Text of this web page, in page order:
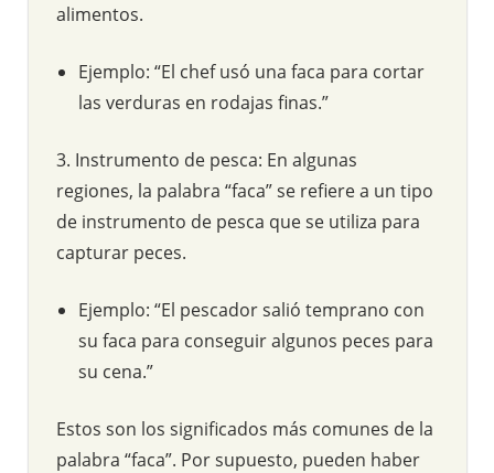
alimentos.
Ejemplo: “El chef usó una faca para cortar
las verduras en rodajas finas.”
3. Instrumento de pesca: En algunas
regiones, la palabra “faca” se refiere a un tipo
de instrumento de pesca que se utiliza para
capturar peces.
Ejemplo: “El pescador salió temprano con
su faca para conseguir algunos peces para
su cena.”
Estos son los significados más comunes de la
palabra “faca”. Por supuesto, pueden haber